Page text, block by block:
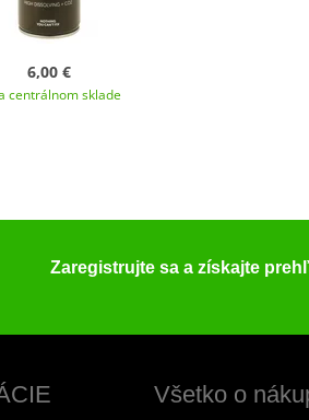
6,00 €
centrálnom sklade
Zaregistrujte sa a získajte
Všetko o